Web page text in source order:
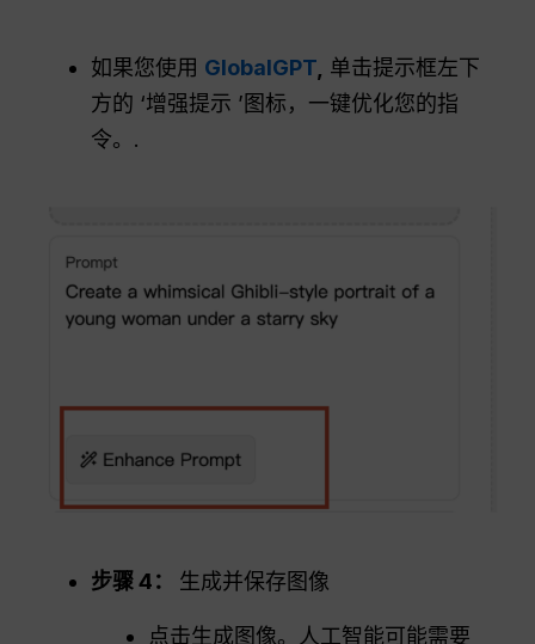
如果您使用 GlobalGPT 单击提示框左下
方的 ‘增强提示 ’图标，一键优化您的指
令。.
步骤 4： 生成并保存图像
点击生成图像。人工智能可能需要